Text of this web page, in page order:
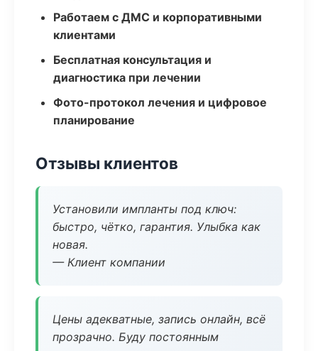
Работаем с ДМС и корпоративными
клиентами
Бесплатная консультация и
диагностика при лечении
Фото-протокол лечения и цифровое
планирование
Отзывы клиентов
Установили импланты под ключ:
быстро, чётко, гарантия. Улыбка как
новая.
— Клиент компании
Цены адекватные, запись онлайн, всё
прозрачно. Буду постоянным